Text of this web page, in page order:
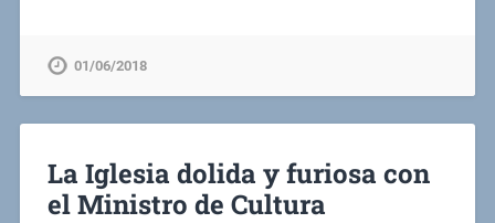
01/06/2018
La Iglesia dolida y furiosa con
el Ministro de Cultura